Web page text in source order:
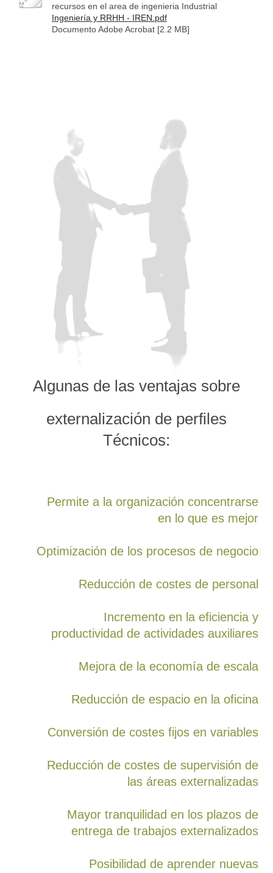
recursos en el area de ingenieria Industrial
Ingeniería y RRHH - IREN.pdf
Documento Adobe Acrobat [2.2 MB]
Algunas de las ventajas sobre
externalización de perfiles
Técnicos:
Permite a la organización concentrarse
en lo que es mejor
Optimización de los procesos de negocio
Reducción de costes de personal
Incremento en la eficiencia y
productividad de actividades auxiliares
Mejora de la economía de escala
Reducción de espacio en la oficina
Conversión de costes fijos en variables
Reducción de costes de supervisión de
las áreas externalizadas
Mayor tranquilidad en los plazos de
entrega de trabajos externalizados
Posibilidad de aprender nuevas